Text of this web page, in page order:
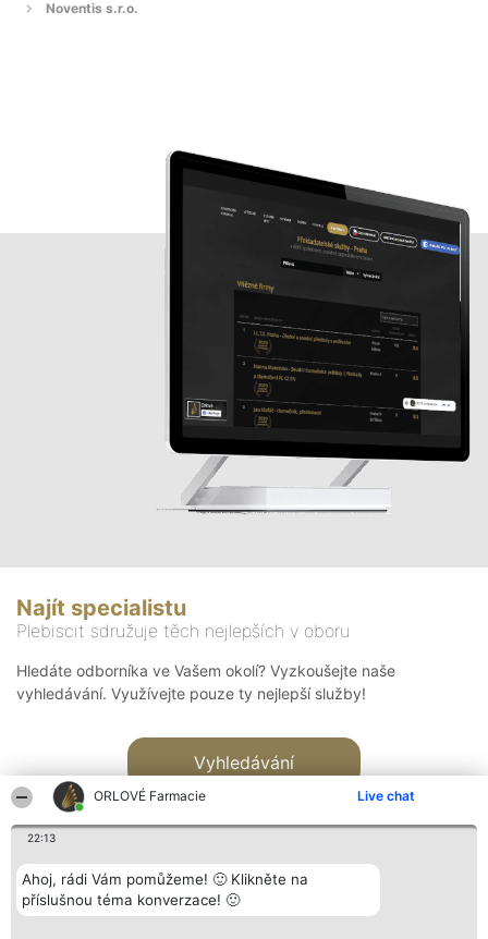
ORLOVÉ Farmacie Live chat
22:13
Ahoj, rádi Vám pomůžeme! 🙂 Klikněte na
příslušnou téma konverzace! 🙂
Noventis s.r.o.
Najít specialistu
Plebiscit sdružuje těch nejlepších v oboru
Hledáte odborníka ve Vašem okolí? Vyzkoušejte naše
vyhledávání. Využívejte pouze ty nejlepší služby!
Vyhledávání